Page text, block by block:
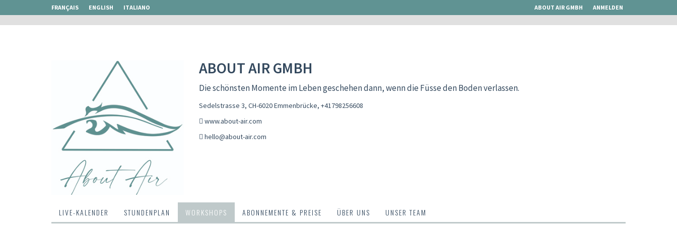
FRANÇAIS ENGLISH ITALIANO ABOUT AIR GMBH ANMELDEN
ABOUT AIR GMBH
Die schönsten Momente im Leben geschehen dann, wenn die Füsse den Boden verlassen.
Sedelstrasse 3, CH-6020 Emmenbrücke, +41798256608
www.about-air.com
hello@about-air.com
LIVE-KALENDER STUNDENPLAN WORKSHOPS ABONNEMENTE & PREISE ÜBER UNS UNSER TEAM